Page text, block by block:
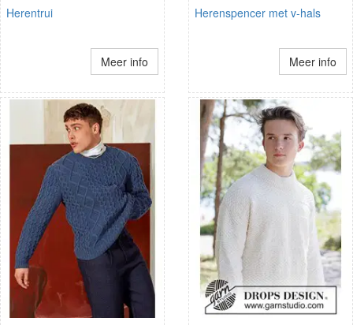
Herentrui
Meer info
Herenspencer met v-hals
Meer info